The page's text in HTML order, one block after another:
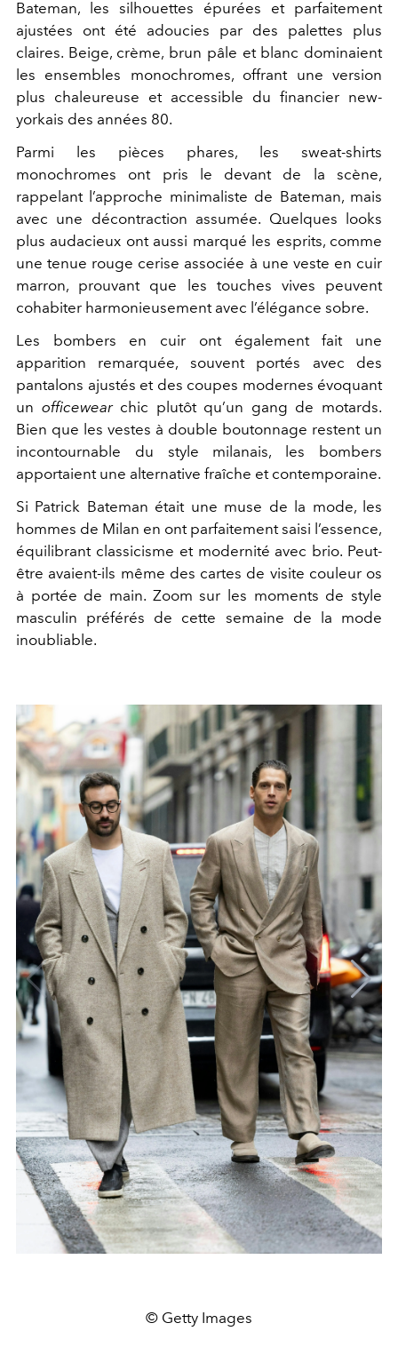
Bateman, les silhouettes épurées et parfaitement
ajustées ont été adoucies par des palettes plus
claires. Beige, crème, brun pâle et blanc dominaient
les ensembles monochromes, offrant une version
plus chaleureuse et accessible du financier new-
yorkais des années 80.
Parmi les pièces phares, les sweat-shirts
monochromes ont pris le devant de la scène,
rappelant l’approche minimaliste de Bateman, mais
avec une décontraction assumée. Quelques looks
plus audacieux ont aussi marqué les esprits, comme
une tenue rouge cerise associée à une veste en cuir
marron, prouvant que les touches vives peuvent
cohabiter harmonieusement avec l’élégance sobre.
Les bombers en cuir ont également fait une
apparition remarquée, souvent portés avec des
pantalons ajustés et des coupes modernes évoquant
un officewearchic plutôt qu’un gang de motards.
Bien que les vestes à double boutonnage restent un
incontournable du style milanais, les bombers
apportaient une alternative fraîche et contemporaine.
Si Patrick Bateman était une muse de la mode, les
hommes de Milan en ont parfaitement saisi l’essence,
équilibrant classicisme et modernité avec brio. Peut-
être avaient-ils même des cartes de visite couleur os
à portée de main. Zoom sur les moments de style
masculin préférés de cette semaine de la mode
inoubliable.
© Getty Images